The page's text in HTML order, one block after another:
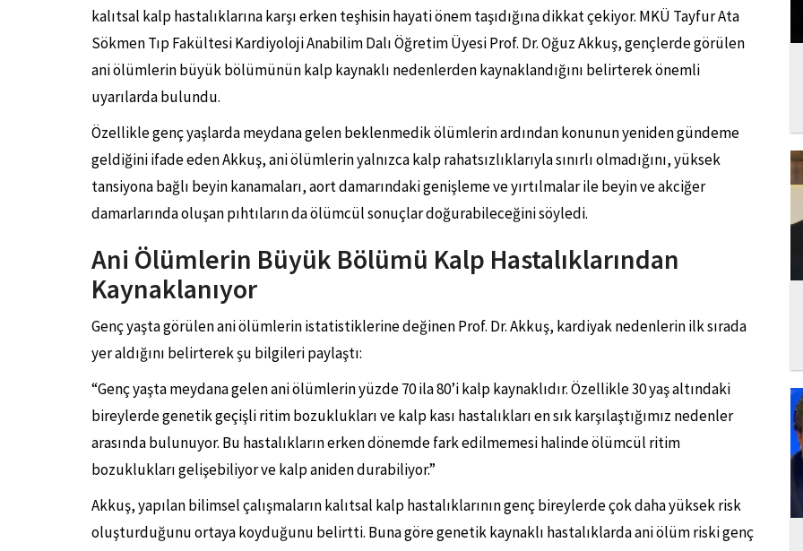
kalıtsal kalp hastalıklarına karşı erken teşhisin hayati önem taşıdığına dikkat çekiyor. MKÜ Tayfur Ata
Sökmen Tıp Fakültesi Kardiyoloji Anabilim Dalı Öğretim Üyesi Prof. Dr. Oğuz Akkuş, gençlerde görülen
ani ölümlerin büyük bölümünün kalp kaynaklı nedenlerden kaynaklandığını belirterek önemli
uyarılarda bulundu.
Özellikle genç yaşlarda meydana gelen beklenmedik ölümlerin ardından konunun yeniden gündeme
geldiğini ifade eden Akkuş, ani ölümlerin yalnızca kalp rahatsızlıklarıyla sınırlı olmadığını, yüksek
tansiyona bağlı beyin kanamaları, aort damarındaki genişleme ve yırtılmalar ile beyin ve akciğer
damarlarında oluşan pıhtıların da ölümcül sonuçlar doğurabileceğini söyledi.
Ani Ölümlerin Büyük Bölümü Kalp Hastalıklarından
Kaynaklanıyor
Genç yaşta görülen ani ölümlerin istatistiklerine değinen Prof. Dr. Akkuş, kardiyak nedenlerin ilk sırada
yer aldığını belirterek şu bilgileri paylaştı:
“Genç yaşta meydana gelen ani ölümlerin yüzde 70 ila 80’i kalp kaynaklıdır. Özellikle 30 yaş altındaki
bireylerde genetik geçişli ritim bozuklukları ve kalp kası hastalıkları en sık karşılaştığımız nedenler
arasında bulunuyor. Bu hastalıkların erken dönemde fark edilmemesi halinde ölümcül ritim
bozuklukları gelişebiliyor ve kalp aniden durabiliyor.”
Akkuş, yapılan bilimsel çalışmaların kalıtsal kalp hastalıklarının genç bireylerde çok daha yüksek risk
oluşturduğunu ortaya koyduğunu belirtti. Buna göre genetik kaynaklı hastalıklarda ani ölüm riski genç